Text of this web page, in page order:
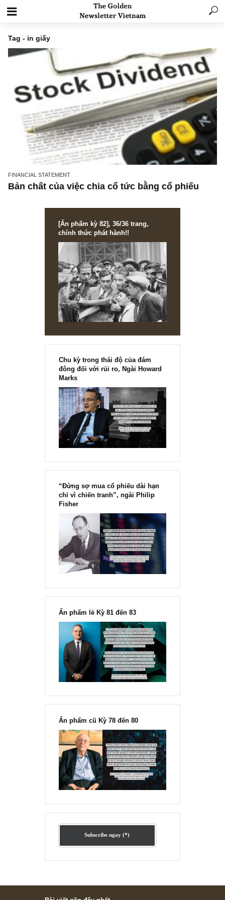
Tag - in giấy
Bản chất của việc chia cổ tức bằng cổ phiếu
[Ấn phẩm kỳ 82], 36/36 trang,
chính thức phát hành!!
Chu kỳ trong thái độ của đám
đông đối với rủi ro, Ngài Howard
Marks
“Đừng sợ mua cổ phiếu dài hạn
chỉ vì chiến tranh”, ngài Philip
Fisher
Ấn phẩm lẻ Kỳ 81 đến 83